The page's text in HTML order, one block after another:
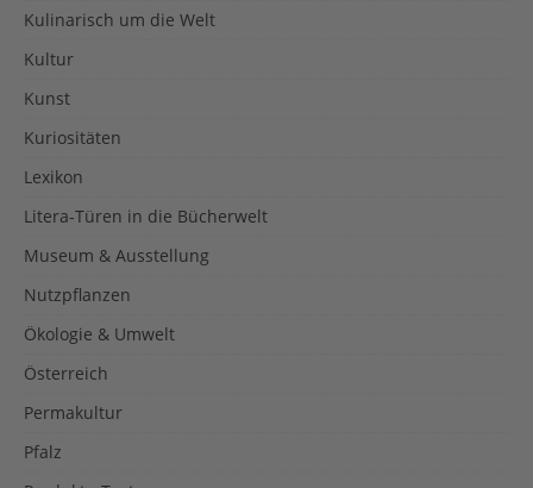
Kulinarisch um die Welt
Kultur
Kunst
Kuriositäten
Lexikon
Litera-Türen in die Bücherwelt
Museum & Ausstellung
Nutzpflanzen
Ökologie & Umwelt
Österreich
Permakultur
Pfalz